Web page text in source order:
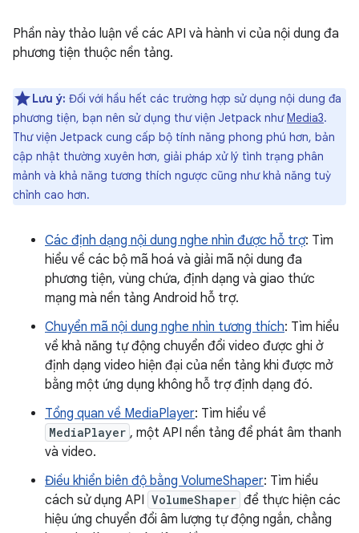
Phần này thảo luận về các API và hành vi của nội dung đa
phương tiện thuộc nền tảng.
Lưu ý: Đối với hầu hết các trường hợp sử dụng nội dung đa
phương tiện, bạn nên sử dụng thư viện Jetpack nhưMedia3.
Thư viện Jetpack cung cấp bộ tính năng phong phú hơn, bản
cập nhật thường xuyên hơn, giải pháp xử lý tình trạng phân
mảnh và khả năng tương thích ngược cũng như khả năng tuỳ
chỉnh cao hơn.
Các định dạng nội dung nghe nhìn được hỗ trợ: Tìm
hiểu về các bộ mã hoá và giải mã nội dung đa
phương tiện, vùng chứa, định dạng và giao thức
mạng mà nền tảng Android hỗ trợ.
Chuyển mã nội dung nghe nhìn tương thích: Tìm hiểu
về khả năng tự động chuyển đổi video được ghi ở
định dạng video hiện đại của nền tảng khi được mở
bằng một ứng dụng không hỗ trợ định dạng đó.
Tổng quan về MediaPlayer: Tìm hiểu về
MediaPlayer , một API nền tảng để phát âm thanh
và video.
Điều khiển biên độ bằng VolumeShaper: Tìm hiểu
cách sử dụng API VolumeShaper để thực hiện các
hiệu ứng chuyển đổi âm lượng tự động ngắn, chẳng